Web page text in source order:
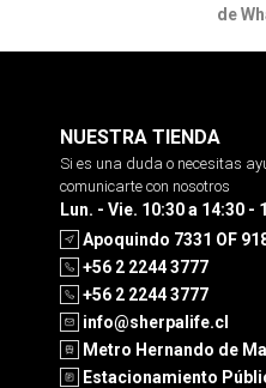
de
NUESTRA TIENDA
Si es una duda o necesitas
comunicarte con nosotros
Lun. - Vie. 10:30 a 14:30 -
Apoquindo 7331 OF
+56 2 2244 3777
+56 2 2244 3777
info@sherpalife.cl
Metro Hernando de
Estacionamiento